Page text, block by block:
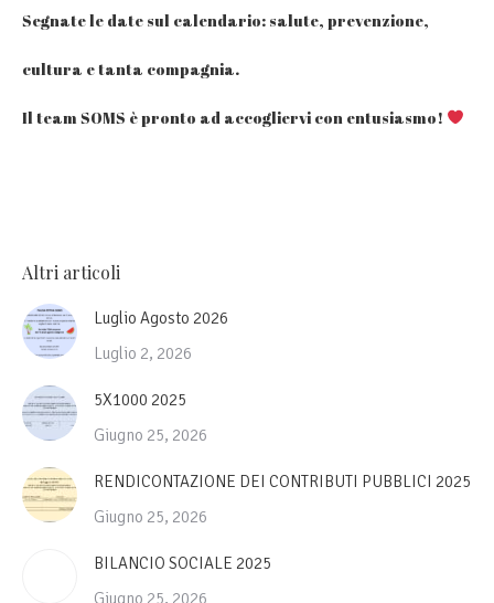
Segnate le date sul calendario: salute, prevenzione,
cultura e tanta compagnia.
Il team SOMS è pronto ad accogliervi con entusiasmo!
Altri articoli
Luglio Agosto 2026
Luglio 2, 2026
5X1000 2025
Giugno 25, 2026
RENDICONTAZIONE DEI CONTRIBUTI PUBBLICI 2025
Giugno 25, 2026
BILANCIO SOCIALE 2025
Giugno 25, 2026